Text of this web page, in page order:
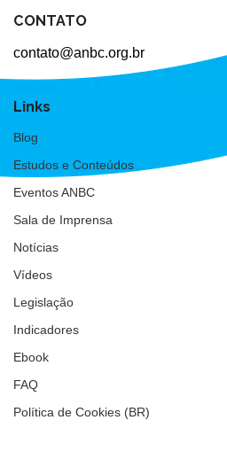
CONTATO
contato@anbc.org.br
Links
Blog
Estudos e Conteúdos
Eventos ANBC
Sala de Imprensa
Notícias
Vídeos
Legislação
Indicadores
Ebook
FAQ
Política de Cookies (BR)